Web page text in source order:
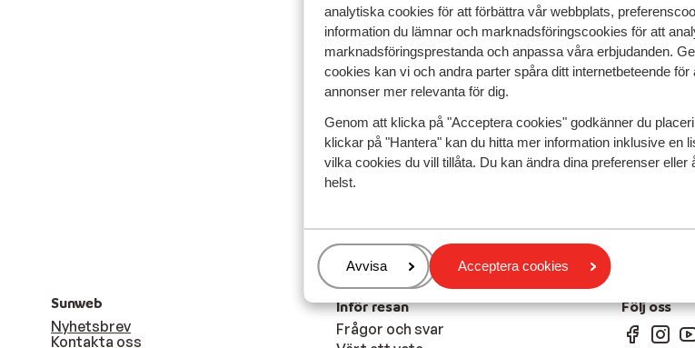
analytiska cookies för att förbättra vår webbplats,
information du lämnar och marknadsföringscookies för att
marknadsföringsprestanda och anpassa våra erbjudanden.
cookies kan vi och andra parter spåra ditt internetbeteende
annonser mer relevanta för dig.
Genom att klicka på "Acceptera cookies" godkänner du
klickar på "Hantera" kan du hitta mer information inklusive en
vilka cookies du vill tillåta. Du kan ändra dina preferenser
helst.
Hantera
Avvisa Acceptera cookies
Sunweb
Nyhetsbrev
Kontakta oss
Inför resan
Frågor och svar
Följ oss